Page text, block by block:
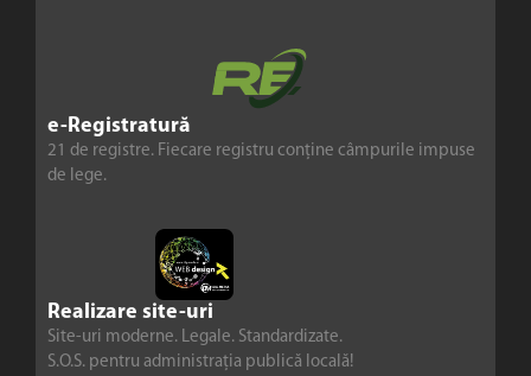
e-Registratură
21 de registre. Fiecare registru conține câmpurile impuse
de lege.
Realizare site-uri
Site-uri moderne. Legale. Standardizate.
S.O.S. pentru administrația publică locală!